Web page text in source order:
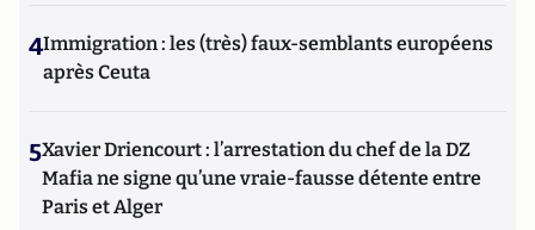
4Immigration : les (très) faux-semblants européens
après Ceuta
5Xavier Driencourt : l’arrestation du chef de la DZ
Mafia ne signe qu’une vraie-fausse détente entre
Paris et Alger